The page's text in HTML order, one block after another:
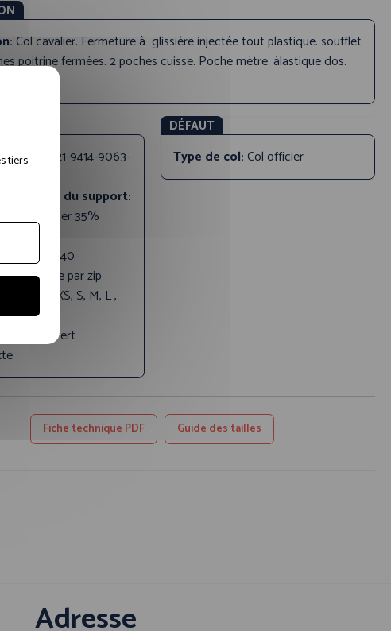
Col cavalier. Fermeture à glissière injectée tout plastique. soufflet
poitrine fermées. 2 poches cuisse. Poche mètre. àlastique dos.
21-9414-9063-
du support:
polyester 35%
Grammage (g/m²):
240
Fermeture par zip
XS, S, M, L ,
4XL, 5XL
Vert
DÉFAUT
Type de col:Col officier
Fiche technique PDF Guide des tailles
Adresse
tiers